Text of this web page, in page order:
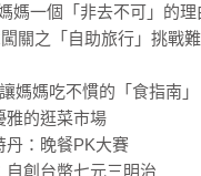
是出發去冒險；六十八歲
，請用這本書，帶媽媽幸
附贈「聽懂/媽媽的話，
！*
媽一個「非去不可」的理
關之「自助旅行」挑戰
媽媽吃不慣的「食指南」
雅的逛菜市場
丹：晚餐PK大賽
自創台幣七元三明治